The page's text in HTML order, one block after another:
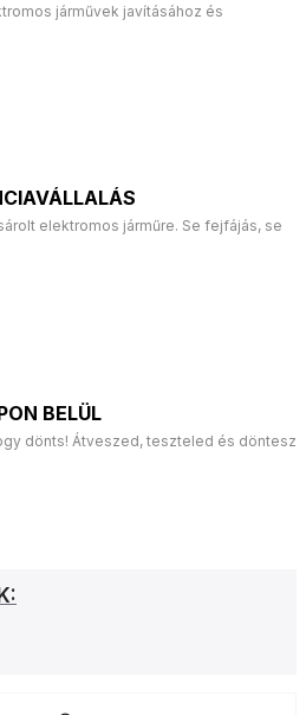
járművek javításához és
elektromos járműre. Se fejfájás, se
BELÜL
dönts! Átveszed, teszteled és döntesz